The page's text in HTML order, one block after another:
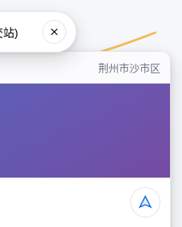
荆州市沙市区